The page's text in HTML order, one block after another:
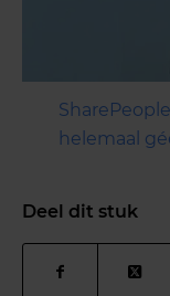
helemaal
Deel dit stuk